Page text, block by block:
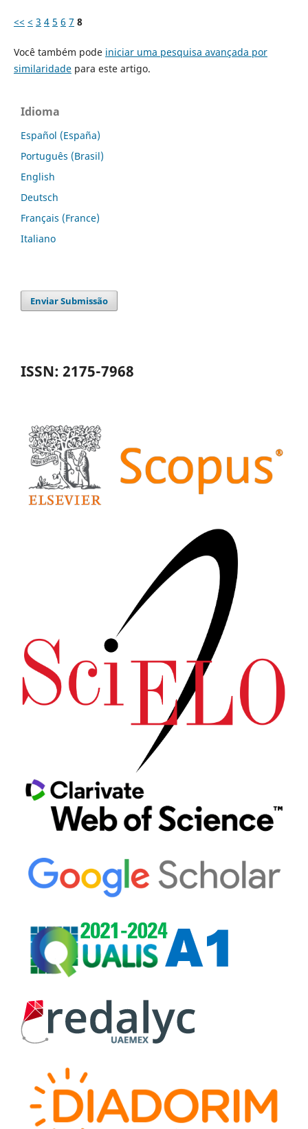
<< < 3 4 5 6 7 8
Você também pode iniciar uma pesquisa avançada por
similaridadepara este artigo.
Idioma
Español (España)
Português (Brasil)
English
Deutsch
Français (France)
Italiano
Enviar Submissão
ISSN: 2175-7968